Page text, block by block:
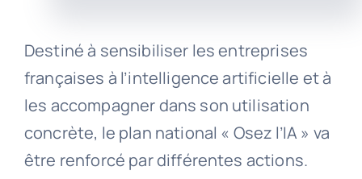
Destiné à sensibiliser les entreprises
françaises à l’intelligence artificielle et à
les accompagner dans son utilisation
concrète, le plan national « Osez l’IA » va
être renforcé par différentes actions.